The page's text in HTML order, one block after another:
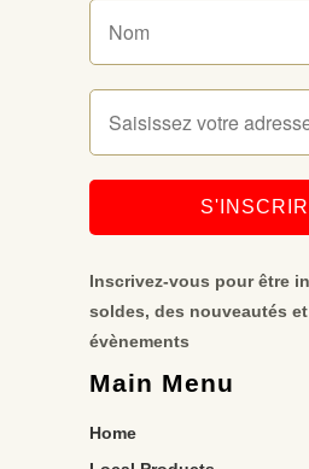
Inscrivez-vous pour être
soldes, des nouveautés
évènements
Main Menu
Home